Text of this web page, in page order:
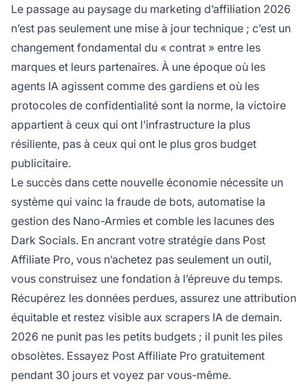
Le passage au paysage du marketing d’affiliation 2026
n’est pas seulement une mise à jour technique ; c’est un
changement fondamental du « contrat » entre les
marques et leurs partenaires. À une époque où les
agents IA agissent comme des gardiens et où les
protocoles de confidentialité sont la norme, la victoire
appartient à ceux qui ont l’infrastructure la plus
résiliente, pas à ceux qui ont le plus gros budget
publicitaire.
Le succès dans cette nouvelle économie nécessite un
système qui vainc la fraude de bots, automatise la
gestion des Nano-Armies et comble les lacunes des
Dark Socials. En ancrant votre stratégie dans Post
Affiliate Pro, vous n’achetez pas seulement un outil,
vous construisez une fondation à l’épreuve du temps.
Récupérez les données perdues, assurez une attribution
équitable et restez visible aux scrapers IA de demain.
2026 ne punit pas les petits budgets ; il punit les piles
obsolètes. Essayez Post Affiliate Pro gratuitement
pendant 30 jours et voyez par vous-même.